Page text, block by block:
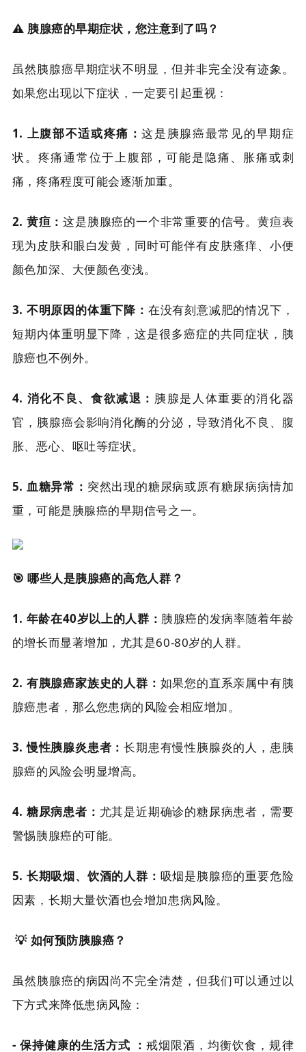
⚠️ 胰腺癌的早期症状，您注意到了吗？
虽然胰腺癌早期症状不明显，但并非完全没有迹象。
如果您出现以下症状，一定要引起重视：
1. 上腹部不适或疼痛：这是胰腺癌最常见的早期症
状。疼痛通常位于上腹部，可能是隐痛、胀痛或刺
痛，疼痛程度可能会逐渐加重。
2. 黄疸：这是胰腺癌的一个非常重要的信号。黄疸表
现为皮肤和眼白发黄，同时可能伴有皮肤瘙痒、小便
颜色加深、大便颜色变浅。
3. 不明原因的体重下降： 在没有刻意减肥的情况下，
短期内体重明显下降，这是很多癌症的共同症状，胰
腺癌也不例外。
4. 消化不良、食欲减退： 胰腺是人体重要的消化器
官，胰腺癌会影响消化酶的分泌，导致消化不良、腹
胀、恶心、呕吐等症状。
5. 血糖异常： 突然出现的糖尿病或原有糖尿病病情加
重，可能是胰腺癌的早期信号之一。
🎯 哪些人是胰腺癌的高危人群？
1. 年龄在40岁以上的人群： 胰腺癌的发病率随着年龄
的增长而显著增加，尤其是60-80岁的人群。
2. 有胰腺癌家族史的人群： 如果您的直系亲属中有胰
腺癌患者，那么您患病的风险会相应增加。
3. 慢性胰腺炎患者：长期患有慢性胰腺炎的人，患胰
腺癌的风险会明显增高。
4. 糖尿病患者： 尤其是近期确诊的糖尿病患者，需要
警惕胰腺癌的可能。
5. 长期吸烟、饮酒的人群： 吸烟是胰腺癌的重要危险
因素，长期大量饮酒也会增加患病风险。
💡 如何预防胰腺癌？
虽然胰腺癌的病因尚不完全清楚，但我们可以通过以
下方式来降低患病风险：
- 保持健康的生活方式 ：戒烟限酒，均衡饮食，规律